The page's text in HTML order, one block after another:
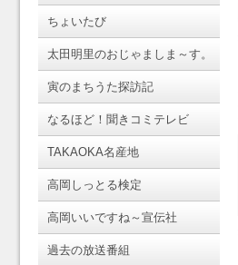
ちょいたび
太田明里のおじゃましま～す。
寅のまちうた探訪記
なるほど！聞きコミテレビ
TAKAOKA名産地
高岡しっとる検定
高岡いいですね～宣伝社
過去の放送番組